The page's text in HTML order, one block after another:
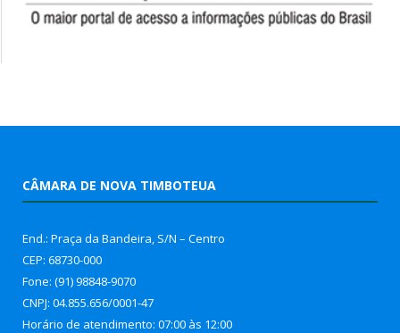
CÂMARA DE NOVA TIMBOTEUA
End.: Praça da Bandeira, S/N – Centro
CEP: 68730-000
Fone: (91) 98848-9070
CNPJ: 04.855.656/0001-47
Horário de atendimento: 07:00 às 12:00